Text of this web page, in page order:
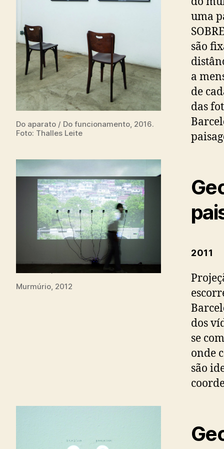
Do aparato / Do funcionamento, 2016.
Foto: Thalles Leite
uma
são
a
de
das
Murmúrio, 2012
2011
dos
se
onde
são